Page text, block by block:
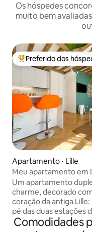
Os hóspedes
muito bem
Entre os melhores
Preferido dos
Apartamento ⋅ Lille
Meu apartamento em
Um apartamento
charme, decorado
coração da antiga Lille:
pé das duas estações
Flandres e Lille
Comodidades